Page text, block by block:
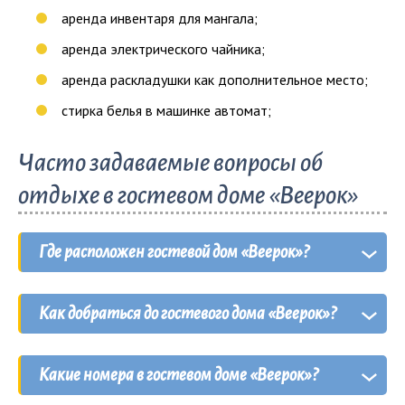
аренда инвентаря для мангала;
аренда электрического чайника;
аренда раскладушки как дополнительное место;
стирка белья в машинке автомат;
Часто задаваемые вопросы об
отдыхе в гостевом доме «Веерок»
Где расположен гостевой дом «Веерок»?
Гостевой дом «Веерок» находится в курортном
селеСчастливцевонаАрабатской Стрелке
Как добраться до гостевого дома «Веерок»?
Добраться до гостевого дома «Веерок» можно
как наличном транспорте, проехав мимо
Какие номера в гостевом доме «Веерок»?